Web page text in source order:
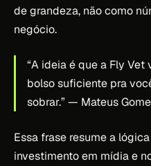
de grandeza, não como
negócio.
“A ideia é que a Fly
bolso suficiente pra
sobrar.”— Mateus
Essa frase resume a
investimento em mídia e